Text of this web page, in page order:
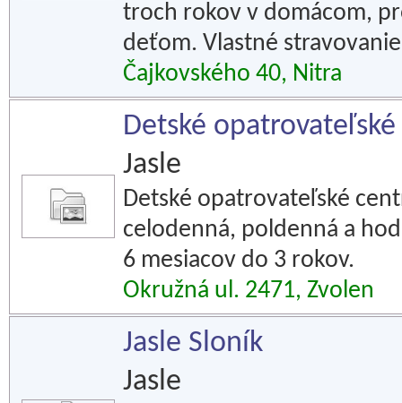
troch rokov v domácom,
deťom. Vlastné
Čajkovského 40, Nitra
Detské
Jasle
Detské opatrovateľské
celodenná, poldenná a
6 mesiacov do 3 rokov.
Okružná ul. 2471, Zvolen
Jasle Sloník
Jasle